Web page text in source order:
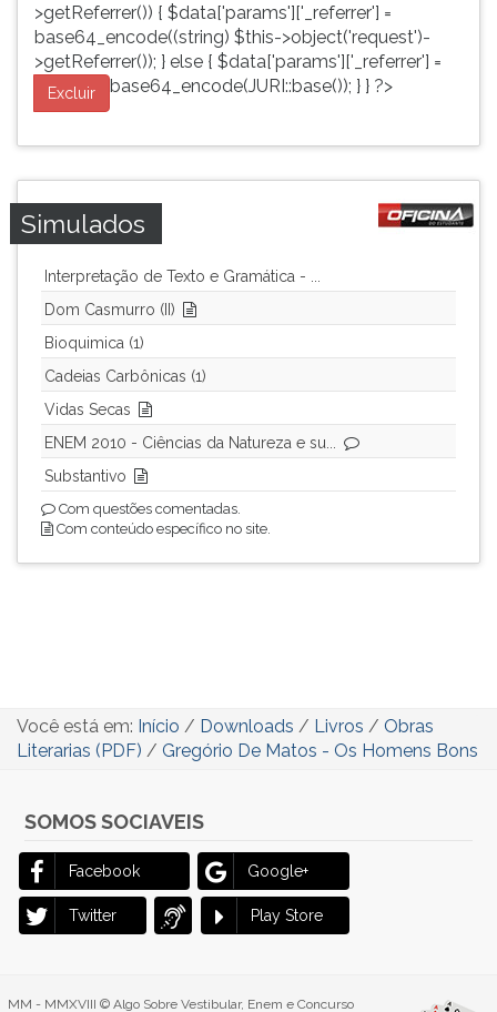
>getReferrer()) { $data['params']['_referrer'] =
base64_encode((string) $this->object('request')-
>getReferrer()); } else { $data['params']['_referrer'] =
base64_encode(JURI::base()); } } ?>
Excluir
Simulados
Interpretação de Texto e Gramática - ...
Dom Casmurro (II)
Bioquimica (1)
Cadeias Carbônicas (1)
Vidas Secas
ENEM 2010 - Ciências da Natureza e su...
Substantivo
Com questões comentadas.
Com conteúdo específico no site.
Você está em: Início / Downloads / Livros / Obras
Literarias (PDF) / Gregório De Matos - Os Homens Bons
SOMOS SOCIAVEIS
Facebook Google+
Twitter Play Store
MM - MMXVIII © Algo Sobre Vestibular, Enem e Concurso